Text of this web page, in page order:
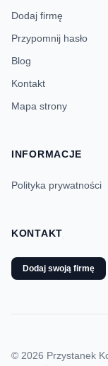
Dodaj firmę
Przypomnij hasło
Blog
Kontakt
Mapa strony
INFORMACJE
Polityka prywatności
KONTAKT
Dodaj swoją firmę
© 2026 Przystanek